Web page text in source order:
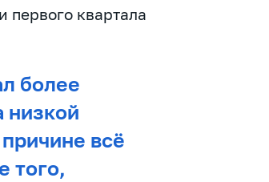
квартала
более
низкой
всё
того,